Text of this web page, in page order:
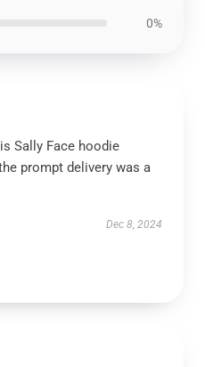
0%
Sally Face hoodie
prompt delivery was a
Dec 8, 2024